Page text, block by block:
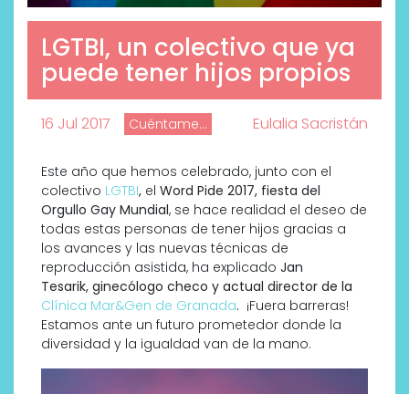
LGTBI, un colectivo que ya
puede tener hijos propios
16 Jul 2017 Cuéntame... Eulalia Sacristán
Este año que hemos celebrado, junto con el
colectivo LGTBI, el Word Pide 2017, fiesta del
Orgullo Gay Mundial, se hace realidad el deseo de
todas estas personas de tener hijos gracias a
los avances y las nuevas técnicas de
reproducción asistida, ha explicado Jan
Tesarik, ginecólogo checo y actual director de la
Clínica Mar&Gen de Granada. ¡Fuera barreras!
Estamos ante un futuro prometedor donde la
diversidad y la igualdad van de la mano.